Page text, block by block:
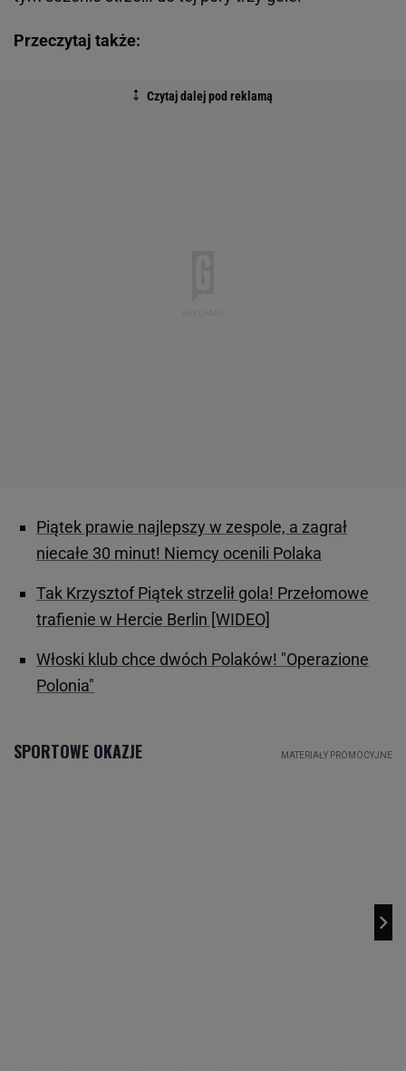
Przeczytaj także:
Piątek prawie najlepszy w zespole, a zagrał
niecałe 30 minut! Niemcy ocenili Polaka
Tak Krzysztof Piątek strzelił gola! Przełomowe
trafienie w Hercie Berlin [WIDEO]
Włoski klub chce dwóch Polaków! "Operazione
Polonia"